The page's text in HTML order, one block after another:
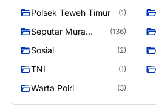
Polsek Teweh Timur (1)
Seputar Mura
(136)
Sosial (2)
TNI (1)
Warta Polri (3)